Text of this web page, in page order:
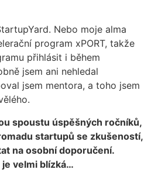
Nebo moje alma
program xPORT, takže
přihlásit i během
jsem ani nehledal
jsem mentora, a toho jsem
spoustu úspěšných ročníků,
startupů se zkušeností,
na osobní doporučení.
velmi blízká…